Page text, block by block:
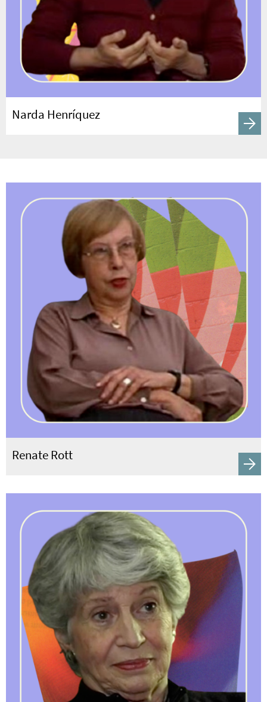
Narda Henríquez
Renate Rott